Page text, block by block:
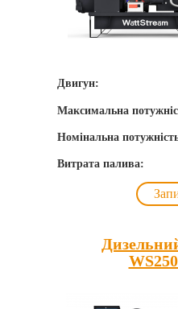
Двигун:
Максимальна
Номінальна
Витрата палива: